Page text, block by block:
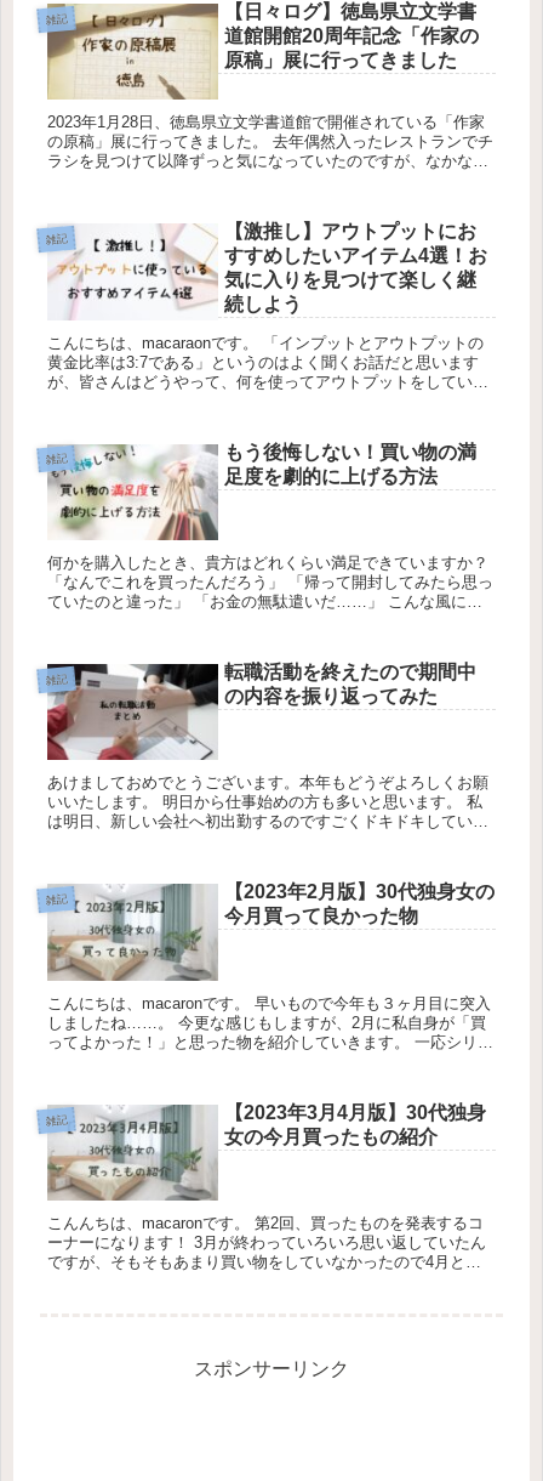
雑記
【日々ログ】徳島県立文学書
道館開館20周年記念「作家の
原稿」展に行ってきました
2023年1月28日、徳島県立文学書道館で開催されている「作家
の原稿」展に行ってきました。 去年偶然入ったレストランでチ
ラシを見つけて以降ずっと気になっていたのですが、なかなか
雑記
【激推し】アウトプットにお
すすめしたいアイテム4選！お
気に入りを見つけて楽しく継
続しよう
こんにちは、macaraonです。 「インプットとアウトプットの
黄金比率は3:7である」というのはよく聞くお話だと思います
が、皆さんはどうやって、何を使ってアウトプットをしていま
雑記
もう後悔しない！買い物の満
足度を劇的に上げる方法
何かを購入したとき、貴方はどれくらい満足できていますか？
「なんでこれを買ったんだろう」 「帰って開封してみたら思っ
ていたのと違った」 「お金の無駄遣いだ……」 こんな風に思
雑記
転職活動を終えたので期間中
の内容を振り返ってみた
あけましておめでとうございます。本年もどうぞよろしくお願
いいたします。 明日から仕事始めの方も多いと思います。 私
は明日、新しい会社へ初出勤するのですごくドキドキしていま
雑記
【2023年2月版】30代独身女の
今月買って良かった物
こんにちは、macaronです。 早いもので今年も３ヶ月目に突入
しましたね……。 今更な感じもしますが、2月に私自身が「買
ってよかった！」と思った物を紹介していきます。 一応シリー
雑記
【2023年3月4月版】30代独身
女の今月買ったもの紹介
こんんちは、macaronです。 第2回、買ったものを発表するコ
ーナーになります！ 3月が終わっていろいろ思い返していたん
ですが、そもそもあまり買い物をしていなかったので4月と合
スポンサーリンク